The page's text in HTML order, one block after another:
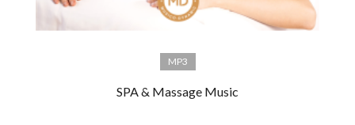
MP3
SPA & Massage Music